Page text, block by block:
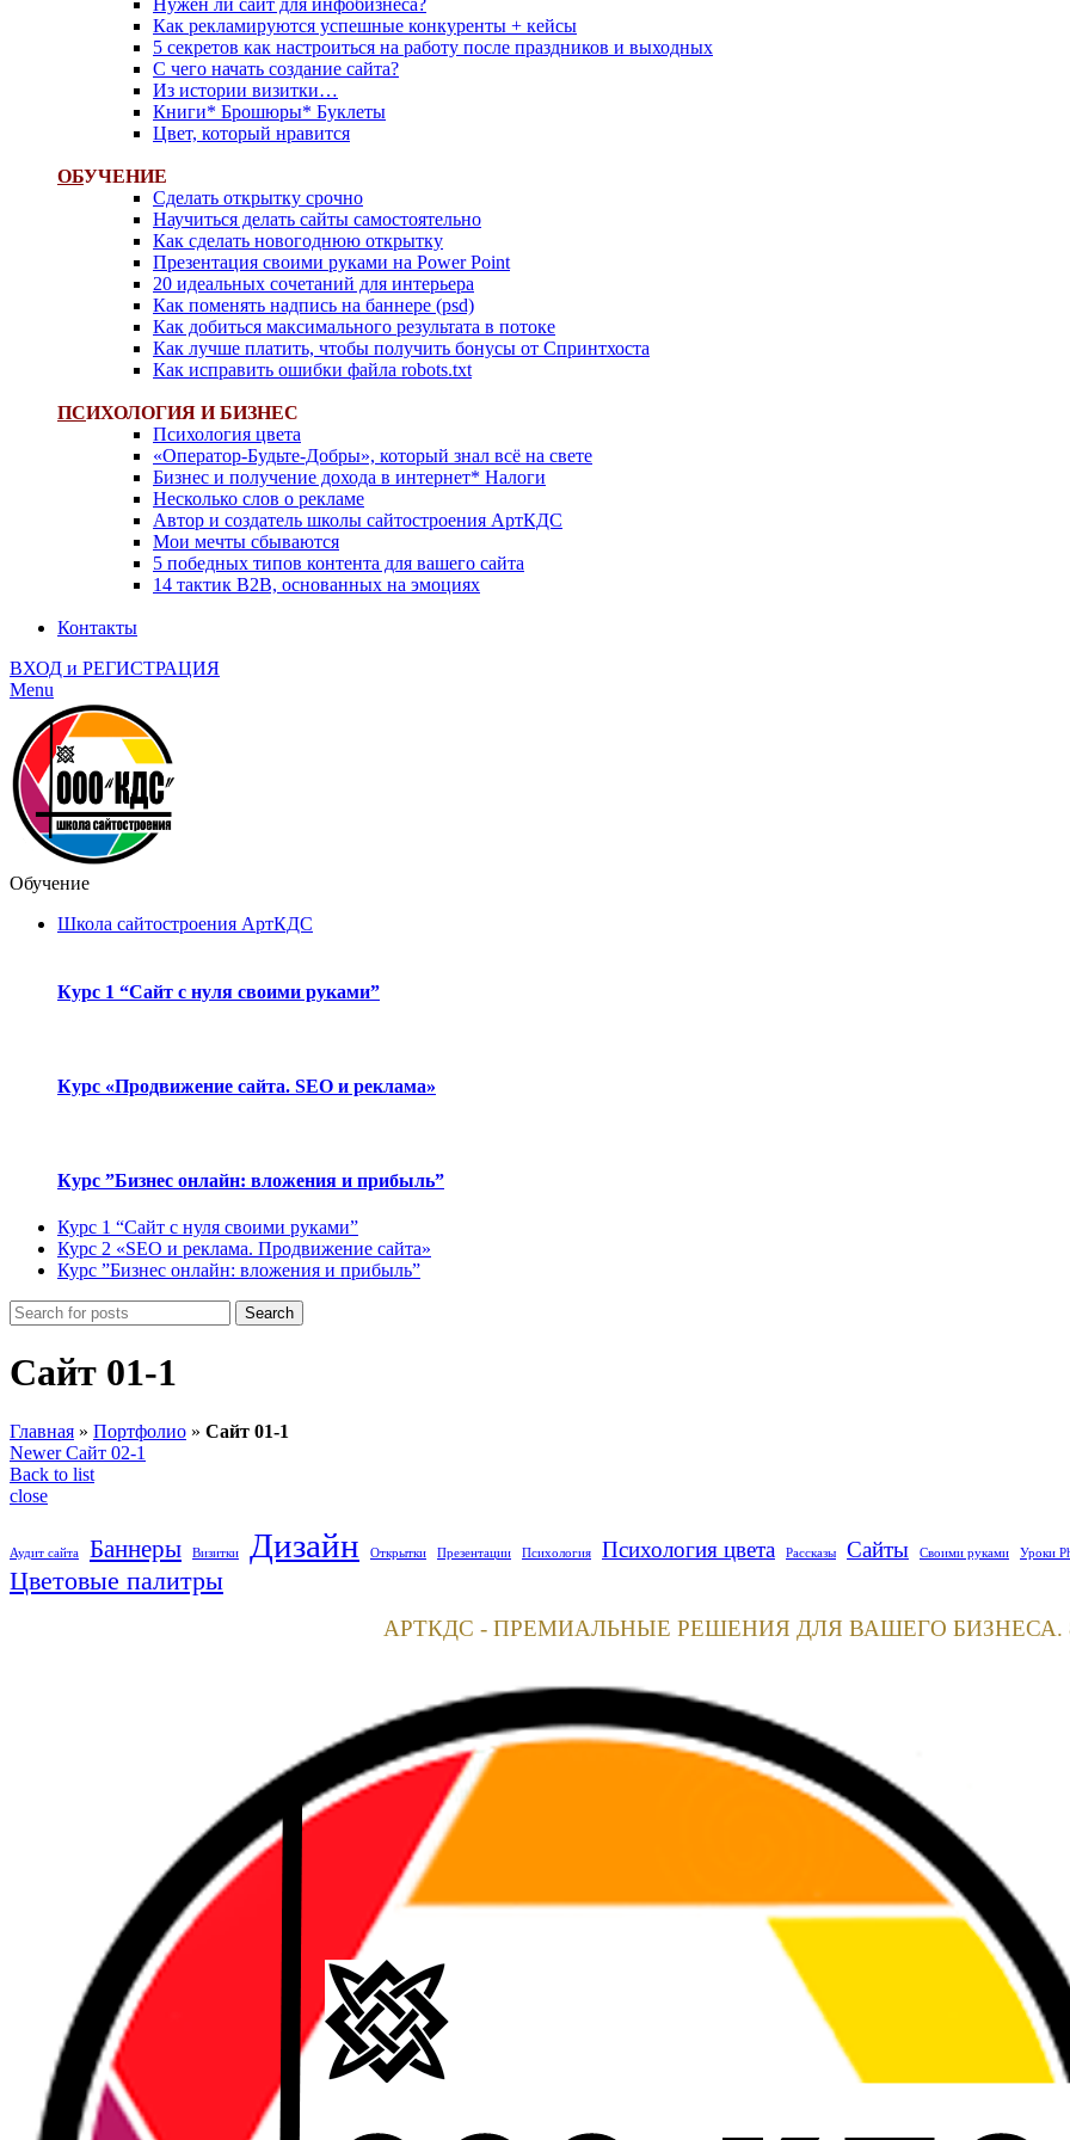
Нужен ли сайт для инфобизнеса?
Как рекламируются успешные конкуренты + кейсы
5 секретов как настроиться на работу после праздников и выходных
С чего начать создание сайта?
Из истории визитки…
Книги* Брошюры* Буклеты
Цвет, который нравится
ОБУЧЕНИЕ
Сделать открытку срочно
Научиться делать сайты самостоятельно
Как сделать новогоднюю открытку
Презентация своими руками на Power Point
20 идеальных сочетаний для интерьера
Как поменять надпись на баннере (psd)
Как добиться максимального результата в потоке
Как лучше платить, чтобы получить бонусы от Спринтхоста
Как исправить ошибки файла robots.txt
ПСИХОЛОГИЯ И БИЗНЕС
Психология цвета
«Оператор-Будьте-Добры», который знал всё на свете
Бизнес и получение дохода в интернет* Налоги
Несколько слов о рекламе
Автор и создатель школы сайтостроения АртКДС
Мои мечты сбываются
5 победных типов контента для вашего сайта
14 тактик B2B, основанных на эмоциях
Контакты
ВХОД и РЕГИСТРАЦИЯ
Menu
Обучение
Школа сайтостроения АртКДС
Курс 1 “Сайт с нуля своими руками”
Курс «Продвижение сайта. SEO и реклама»
Курс ”Бизнес онлайн: вложения и прибыль”
Курс 1 “Сайт с нуля своими руками”
Курс 2 «SEO и реклама. Продвижение сайта»
Курс ”Бизнес онлайн: вложения и прибыль”
Search
Сайт 01-1
Главная » Портфолио » Сайт 01-1
Newer Сайт 02-1
Back to list
close
Аудит сайта Баннеры Визитки Дизайн Открытки Презентации Психология Психология цвета Рассказы Сайты Своими руками Уроки
Цветовые палитры
АРТКДС - ПРЕМИАЛЬНЫЕ РЕШЕНИЯ ДЛЯ ВАШЕГО БИЗНЕСА.